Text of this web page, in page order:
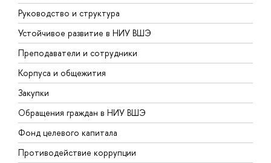
Руководство и структура
Устойчивое развитие в НИУ ВШЭ
Преподаватели и сотрудники
Корпуса и общежития
Закупки
Обращения граждан в НИУ ВШЭ
Фонд целевого капитала
Противодействие коррупции